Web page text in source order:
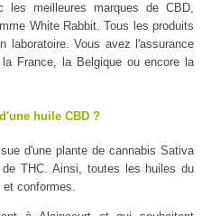
les meilleures marques de CBD,
White Rabbit. Tous les produits
laboratoire. Vous avez l'assurance
France, la Belgique ou encore la
huile CBD ?
d'une plante de cannabis Sativa
THC. Ainsi, toutes les huiles du
conformes.